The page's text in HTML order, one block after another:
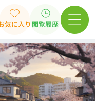
気に入り 閲覧履歴